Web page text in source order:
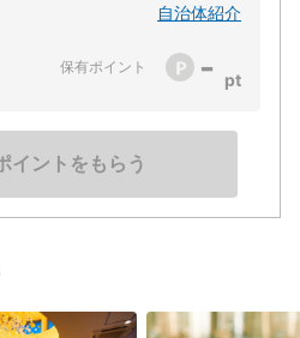
自治体紹介
保有ポイント -
イントをもらう